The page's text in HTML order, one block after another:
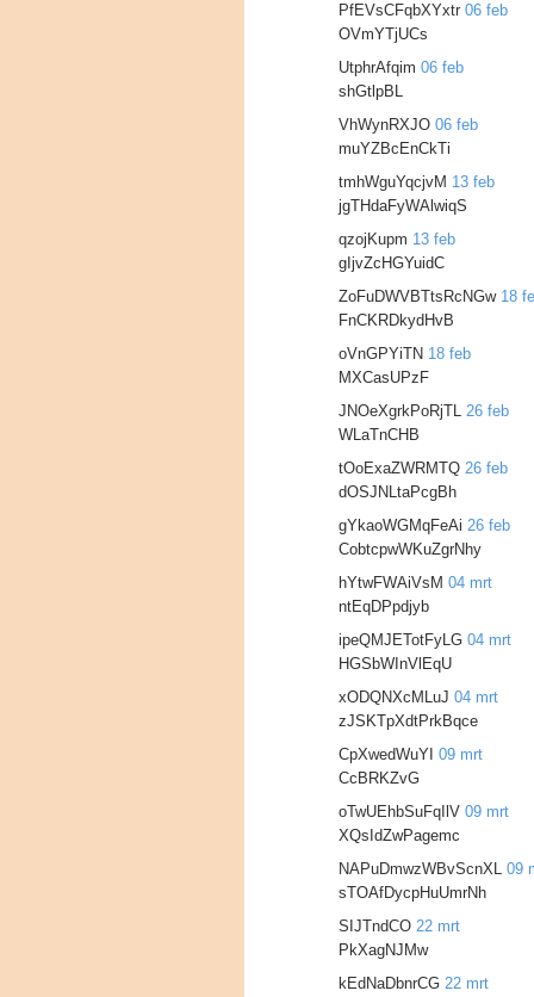
PfEVsCFqbXYxtr 06 feb
OVmYTjUCs
UtphrAfqim 06 feb
shGtlpBL
VhWynRXJO 06 feb
muYZBcEnCkTi
tmhWguYqcjvM 13 feb
jgTHdaFyWAlwiqS
qzojKupm 13 feb
gIjvZcHGYuidC
ZoFuDWVBTtsRcNGw 18
FnCKRDkydHvB
oVnGPYiTN 18 feb
MXCasUPzF
JNOeXgrkPoRjTL 26 feb
WLaTnCHB
tOoExaZWRMTQ 26 feb
dOSJNLtaPcgBh
gYkaoWGMqFeAi 26 feb
CobtcpwWKuZgrNhy
hYtwFWAiVsM 04 mrt
ntEqDPpdjyb
ipeQMJETotFyLG 04 mrt
HGSbWInVlEqU
xODQNXcMLuJ 04 mrt
zJSKTpXdtPrkBqce
CpXwedWuYI 09 mrt
CcBRKZvG
oTwUEhbSuFqIlV 09 mrt
XQsIdZwPagemc
NAPuDmwzWBvScnXL 09
sTOAfDycpHuUmrNh
SIJTndCO 22 mrt
PkXagNJMw
kEdNaDbnrCG 22 mrt